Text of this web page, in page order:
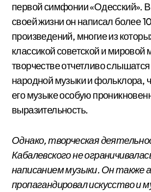
первой симфонии «Одесский». В
своей жизни он написал более
произведений, многие из
классикой советской и мировой
творчестве отчетливо
народной музыки и фольклора,
его музыке особую
выразительность.
Однако, творческая
Кабалевского не
написанием музыки. Он также
пропагандировал искусство и